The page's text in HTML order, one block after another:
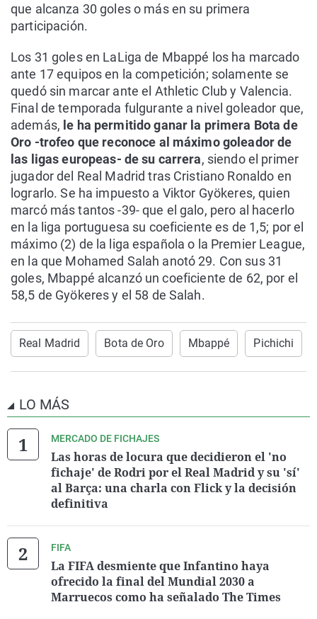
que alcanza 30 goles o más en su primera
participación.
Los 31 goles en LaLiga de Mbappé los ha marcado
ante 17 equipos en la competición; solamente se
quedó sin marcar ante el Athletic Club y Valencia.
Final de temporada fulgurante a nivel goleador que,
además, le ha permitido ganar la primera Bota de
Oro -trofeo que reconoce al máximo goleador de
las ligas europeas- de su carrera, siendo el primer
jugador del Real Madrid tras Cristiano Ronaldo en
lograrlo. Se ha impuesto a Viktor Gyökeres, quien
marcó más tantos -39- que el galo, pero al hacerlo
en la liga portuguesa su coeficiente es de 1,5; por el
máximo (2) de la liga española o la Premier League,
en la que Mohamed Salah anotó 29. Con sus 31
goles, Mbappé alcanzó un coeficiente de 62, por el
58,5 de Gyökeres y el 58 de Salah.
Real Madrid Bota de Oro Mbappé Pichichi
LO MÁS
MERCADO DE FICHAJES
Las horas de locura que decidieron el 'no
fichaje' de Rodri por el Real Madrid y su 'sí'
al Barça: una charla con Flick y la decisión
definitiva
FIFA
La FIFA desmiente que Infantino haya
ofrecido la final del Mundial 2030 a
Marruecos como ha señalado The Times